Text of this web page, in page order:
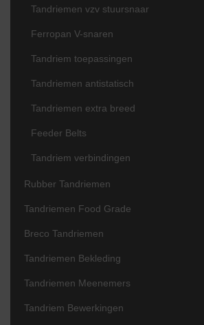
Tandriemen vzv stuursnaar
Ferropan V-snaren
Tandriem toepassingen
Tandriemen antistatisch
Tandriemen extra breed
Feeder Belts
Tandriem verbindingen
Rubber Tandriemen
Tandriemen Food Grade
Breco Tandriemen
Tandriemen Bekleding
Tandriemen Meenemers
Tandriem Bewerkingen